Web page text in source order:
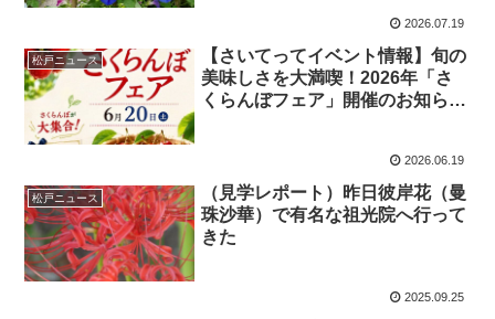
2026.07.19
松戸ニュース
【さいてってイベント情報】旬の
美味しさを大満喫！2026年「さ
くらんぼフェア」開催のお知らせ
2026.06.19
松戸ニュース
（見学レポート）昨日彼岸花（曼
珠沙華）で有名な祖光院へ行って
きた
2025.09.25